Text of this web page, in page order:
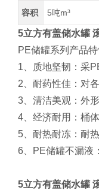
容积 5吨m³
5立方有盖储水罐
PE储罐系列产品
1、质地坚韧：采
2、耐药性佳：对
3、清洁美观：外
4、经济耐用：桶
5、耐热耐冻：耐
6、PE储罐不漏液
5立方有盖储水罐